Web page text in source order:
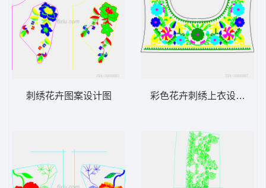
刺绣花卉图案设计图 彩色花卉刺绣上衣设计图